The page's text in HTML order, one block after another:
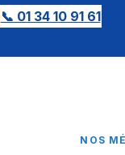
📞 01 34 10 91 61
NOS